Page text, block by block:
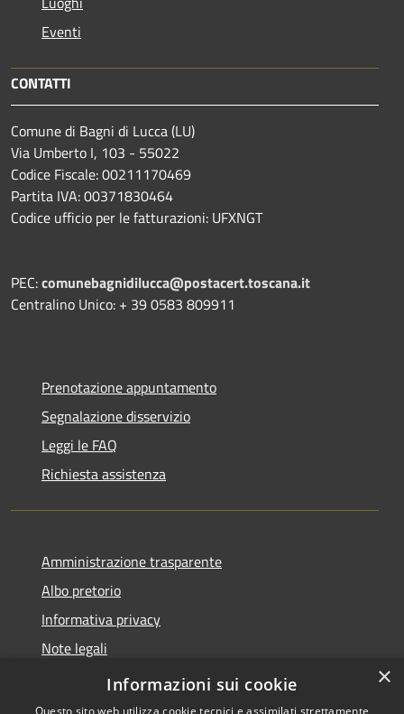
Eventi
CONTATTI
Comune di Bagni di Lucca (LU)
Via Umberto I, 103 - 55022
Codice Fiscale: 00211170469
Partita IVA: 00371830464
Codice ufficio per le fatturazioni: UFXNGT
PEC:comunebagnidilucca@postacert.toscana.it
Centralino Unico: + 39 0583 809911
Prenotazione appuntamento
Segnalazione disservizio
Leggi le FAQ
Richiesta assistenza
Amministrazione trasparente
Albo pretorio
Informativa privacy
Note legali
Dichiarazione di accessibilità
×
Informazioni sui cookie
Questo sito web utilizza cookie tecnici e assimilati strettamente